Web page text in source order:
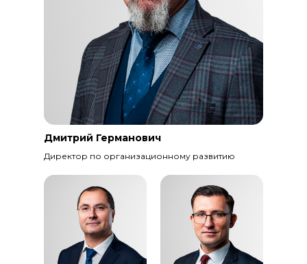
Дмитрий Германович
Директор по организационному развитию